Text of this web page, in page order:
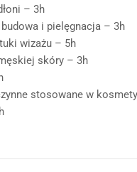
– 3h
i pielęgnacja – 3h
wizażu – 5h
skóry – 3h
stosowane w